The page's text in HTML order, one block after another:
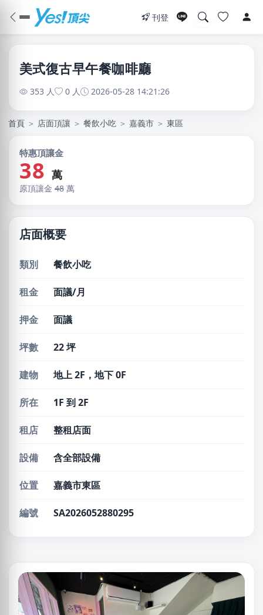
刊登
美式復古早午餐咖啡廳
353 人 0 人 2026-05-28 14:21:26
首頁 ＞ 店面頂讓 ＞ 餐飲小吃 ＞ 嘉義市 ＞ 東區
特惠頂讓金
38 萬
原頂讓金 48 萬
店面概要
類別 餐飲小吃
租金 面議/月
押金 面議
坪數 22 坪
建物 地上 2F，地下 0F
所在 1F 到 2F
租店 整租店面
設備 含全部設備
位置 嘉義市東區
編號 SA2026052880295